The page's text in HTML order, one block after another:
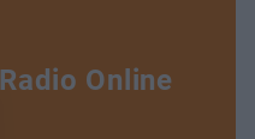
Radio Online